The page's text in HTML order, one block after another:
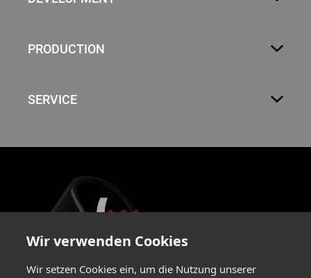
PRODUCTION
SERVICE
Wir verwenden Cookies
Wir setzen Cookies ein, um die Nutzung unserer